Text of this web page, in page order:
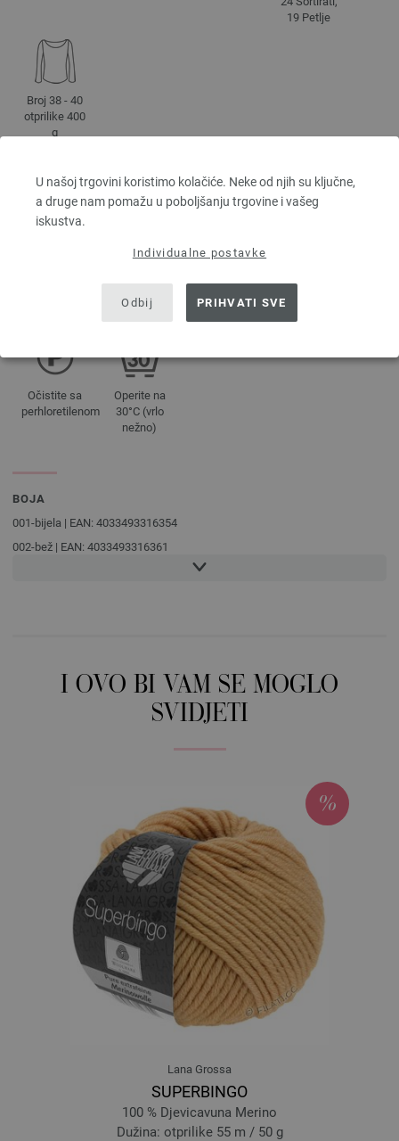
U našoj trgovini koristimo kolačiće. Neke od njih su ključne,
a druge nam pomažu u poboljšanju trgovine i vašeg
iskustva.
Individualne postavke
Odbij PRIHVATI SVE
19 Petlje
Broj 38 - 40
otprilike 400
g
UPUTSTVA ZA NJEGU
Sušiti u
ležećem
položaju
Izbeljivati
nije
Peglanje nije
dozvoljeno
Očistite sa
perhloretilenom
Operite na
30°C (vrlo
nežno)
BOJA
001-bijela | EAN: 4033493316354
002-bež | EAN: 4033493316361
008-plavo | EAN: 4033493316422
009-noć Plava | EAN: 4033493316439
013-breskva | EAN: 4033493316477
014-koral | EAN: 4033493316484
015-malina | EAN: 4033493316491
016-roze | EAN: 4033493316507
017-roze | EAN: 4033493316514
018-siva | EAN: 4033493316521
019-svijetlo siva | EAN: 4033493316538
020-crna | EAN: 4033493316545
021-Stara ružičasta | EAN: 4033493338851
022-tirkiz zeleno | EAN: 4033493338868
024-šljiva | EAN: 4033493338882
karanfil dégradé | EAN: 4033493316552
102-Nježno ljubičasta/
jorgovan dégradé | EAN: 4033493316569
I OVO BI VAM SE MOGLO
SVIDJETI
Lana Grossa
SUPERBINGO
100 % Djevicavuna Merino
Dužina: otprilike 55 m / 50 g